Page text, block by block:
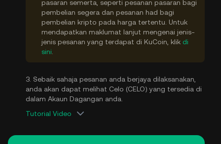
pasaran semerta, seperti pesanan pasaran bagi
pembelian segera dan pesanan had bagi
pembelian kripto pada harga tertentu. Untuk
mendapatkan maklumat lanjut mengenai jenis-
jenis pesanan yang terdapat di KuCoin, klik di
sini
3. Sebaik sahaja pesanan anda berjaya dilaksanakan,
anda akan dapat melihat Celo (CELO) yang tersedia di
dalam Akaun Dagangan anda.
Tutorial Video